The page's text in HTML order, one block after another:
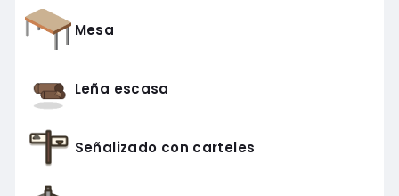
Mesa
Leña escasa
Señalizado con carteles